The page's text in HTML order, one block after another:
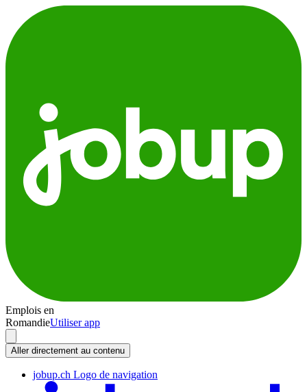
Emplois en
RomandieUtiliser app
Aller directement au contenu
jobup.ch Logo de navigation